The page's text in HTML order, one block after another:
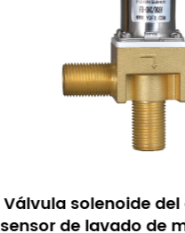
Válvula solenoide
sensor infrarrojo de